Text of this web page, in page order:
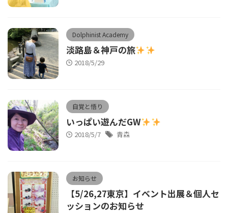
Dolphinist Academy
淡路島＆神戸の旅
2018/5/29
自覚と悟り
いっぱい遊んだGW
2018/5/7 青森
お知らせ
【5/26,27東京】イベント出展＆個人セ
ッションのお知らせ